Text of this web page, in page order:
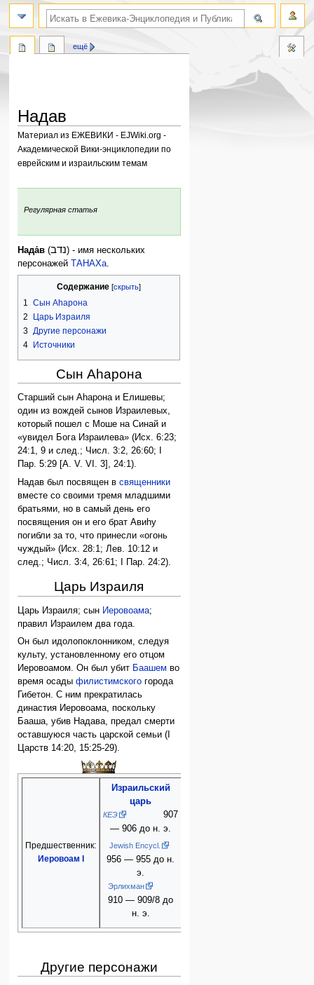
Надав
Материал из ЕЖЕВИКИ - EJWiki.org -
Академической Вики-энциклопедии по
еврейским и израильским темам
Перейти
навигации
Перейти
поиску
Регулярная статья
Нада́в (נדב) - имя нескольких
персонажейТАНАХа
Содержание
1
Сын Аhарона
2
Царь Израиля
3 Другие персонажи
4
Источники
Сын Аhарона
Старший сын Аhарона и Елишевы;
один из вождей сынов Израилевых,
который пошел с Моше на Синай и
«увидел Бога Израилева» (Исх. 6:23;
24:1, 9 и след.; Числ. 3:2, 26:60; I
Пар. 5:29 [A. V. VI. 3], 24:1).
Надав был посвящен всвященники
вместе со своими тремя младшими
братьями, но в самый день его
посвящения он и его брат Авиhу
погибли за то, что принесли «огонь
чуждый» (Исх. 28:1; Лев. 10:12 и
след.; Числ. 3:4, 26:61; I Пар. 24:2).
Царь Израиля
Царь Израиля; сын Иеровоама;
правил Израилем два года.
Он был идолопоклонником, следуя
культу, установленному его отцом
Иеровоамом. Он был убит Баашем во
время осадыфилистимского города
Гибетон. С ним прекратилась
династия Иеровоама, поскольку
Бааша, убив Надава, предал смерти
оставшуюся часть царской семьи (I
Царств 14:20, 15:25-29).
Предшественник:
Иеровоам I
Израильский
царь
КЕЭ
907
— 906 до н. э.
Jewish Encycl.
956 — 955 до н.
э.
Эрлихман
910 — 909/8 до
н. э.
Другие персонажи
ещё
поиск по словам